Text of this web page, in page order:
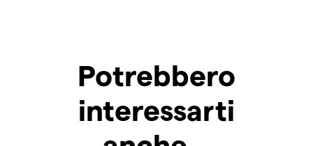
Potrebbero
interessarti